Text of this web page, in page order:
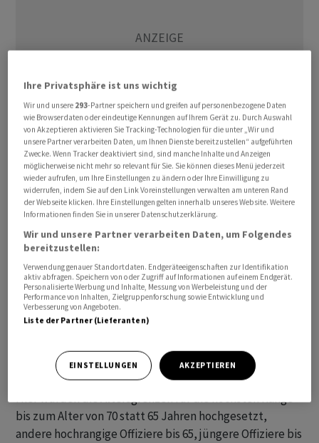
Nach dem am Dienstag von der Duma verabschiedeten
Gesetz können Männer, die ihren Dienst ohne weitere
Verpflichtung abgeschlossen haben, je nach Kategorie
bis zum Alter von 40, 50 oder 55 Jahren einberufen
werden.
In allen Fällen wurde die Altersgrenze um fünf Jahre
angehoben, hieß es auf der Website des Unterhauses.
Russland unterhält zudem eine Reserve von Männern,
die sich nach Ende eines Militärdienstes für
angemeldet haben.
Hier wurden die Altersgrenzen für die höchsten Ränge
bis zum Alter von 70 statt 65 Jahren hochgesetzt,
andere hochrangige Offiziere bis 65, jüngere Offiziere bis
Ihre Privatsphäre ist uns wichtig
Wir und unsere 293-Partner speichern und greifen auf personenbezogene Daten
wie Browserdaten oder eindeutige Kennungen auf Ihrem Gerät zu. Durch Auswahl
von Akzeptieren aktivieren Sie Tracking-Technologien für die unter „Wir und
unsere Partner verarbeiten Daten, um Ihnen Dienste bereitzustellen“ aufgeführten
Zwecke. Wenn Tracker deaktiviert sind, sind manche Inhalte und Anzeigen
möglicherweise nicht mehr so relevant für Sie. Sie können dieses Menü jederzeit
wieder aufrufen, um Ihre Einstellungen zu ändern oder Ihre Einwilligung zu
widerrufen, indem Sie auf den Link Voreinstellungen verwalten am unteren Rand
der Webseite klicken. Ihre Einstellungen gelten innerhalb unseres Website. Weitere
Informationen finden Sie in unserer Datenschutzerklärung.
Wir und unsere Partner verarbeiten Daten, um Folgendes
bereitzustellen:
Verwendung genauer Standortdaten. Endgeräteeigenschaften zur Identifikation
aktiv abfragen. Speichern von oder Zugriff auf Informationen auf einem Endgerät.
Personalisierte Werbung und Inhalte, Messung von Werbeleistung und der
Performance von Inhalten, Zielgruppenforschung sowie Entwicklung und
Verbesserung von Angeboten.
Liste der Partner (Lieferanten)
EINSTELLUNGEN AKZEPTIEREN